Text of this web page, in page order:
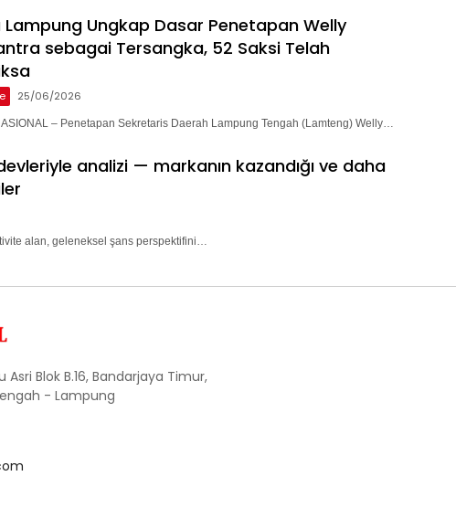
Lampung Ungkap Dasar Penetapan Welly
sebagai Tersangka, 52 Saksi Telah
25/06/2026
– Penetapan Sekretaris Daerah Lampung Tengah (Lamteng) Welly…
analizi — markanın kazandığı ve daha
alan, geleneksel şans perspektifini…
Blok B.16, Bandarjaya Timur,
- Lampung